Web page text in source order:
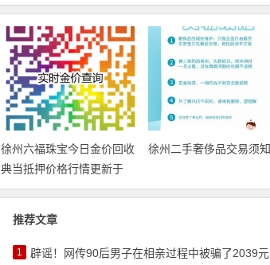
徐州六福珠宝今日金价回收
典当抵押价格行情更新于
2022/6/12 13:39:02
徐州二手奢侈品交易须知
推荐文章
1 辟谣！网传90后男子在相亲过程中被骗了2039元